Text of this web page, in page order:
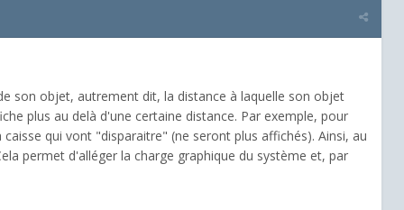
son objet, autrement dit, la distance à laquelle son objet
plus au delà d'une certaine distance. Par exemple, pour
qui vont "disparaitre" (ne seront plus affichés). Ainsi, au
permet d'alléger la charge graphique du système et, par